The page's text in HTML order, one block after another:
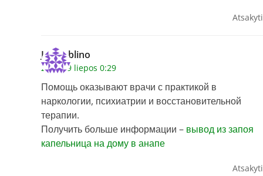
Atsakyti
Jamesblino
2026 29 liepos 0:29
Помощь оказывают врачи с практикой в
наркологии, психиатрии и восстановительной
терапии.
Получить больше информации – вывод из запоя
капельница на дому в анапе
Atsakyti